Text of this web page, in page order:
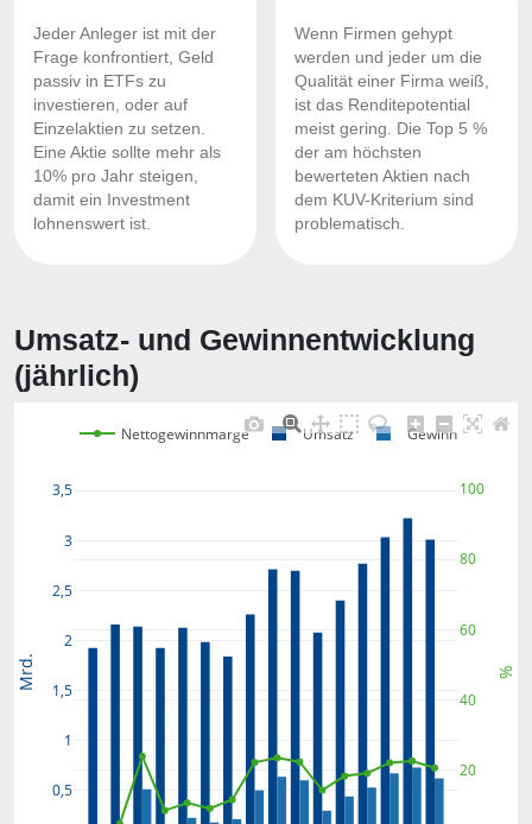
Jeder Anleger ist mit der
Frage konfrontiert, Geld
passiv in ETFs zu
investieren, oder auf
Einzelaktien zu setzen.
Eine Aktie sollte mehr als
10% pro Jahr steigen,
damit ein Investment
lohnenswert ist.
Wenn Firmen gehypt
werden und jeder um die
Qualität einer Firma weiß,
ist das Renditepotential
meist gering. Die Top 5 %
der am höchsten
bewerteten Aktien nach
dem KUV-Kriterium sind
problematisch.
Umsatz- und Gewinnentwicklung
(jährlich)
0,5
1
1,5
2
2,5
3
3,5
20
40
60
80
100
Nettogewinnmarge Umsatz Gewinn
Mrd. %